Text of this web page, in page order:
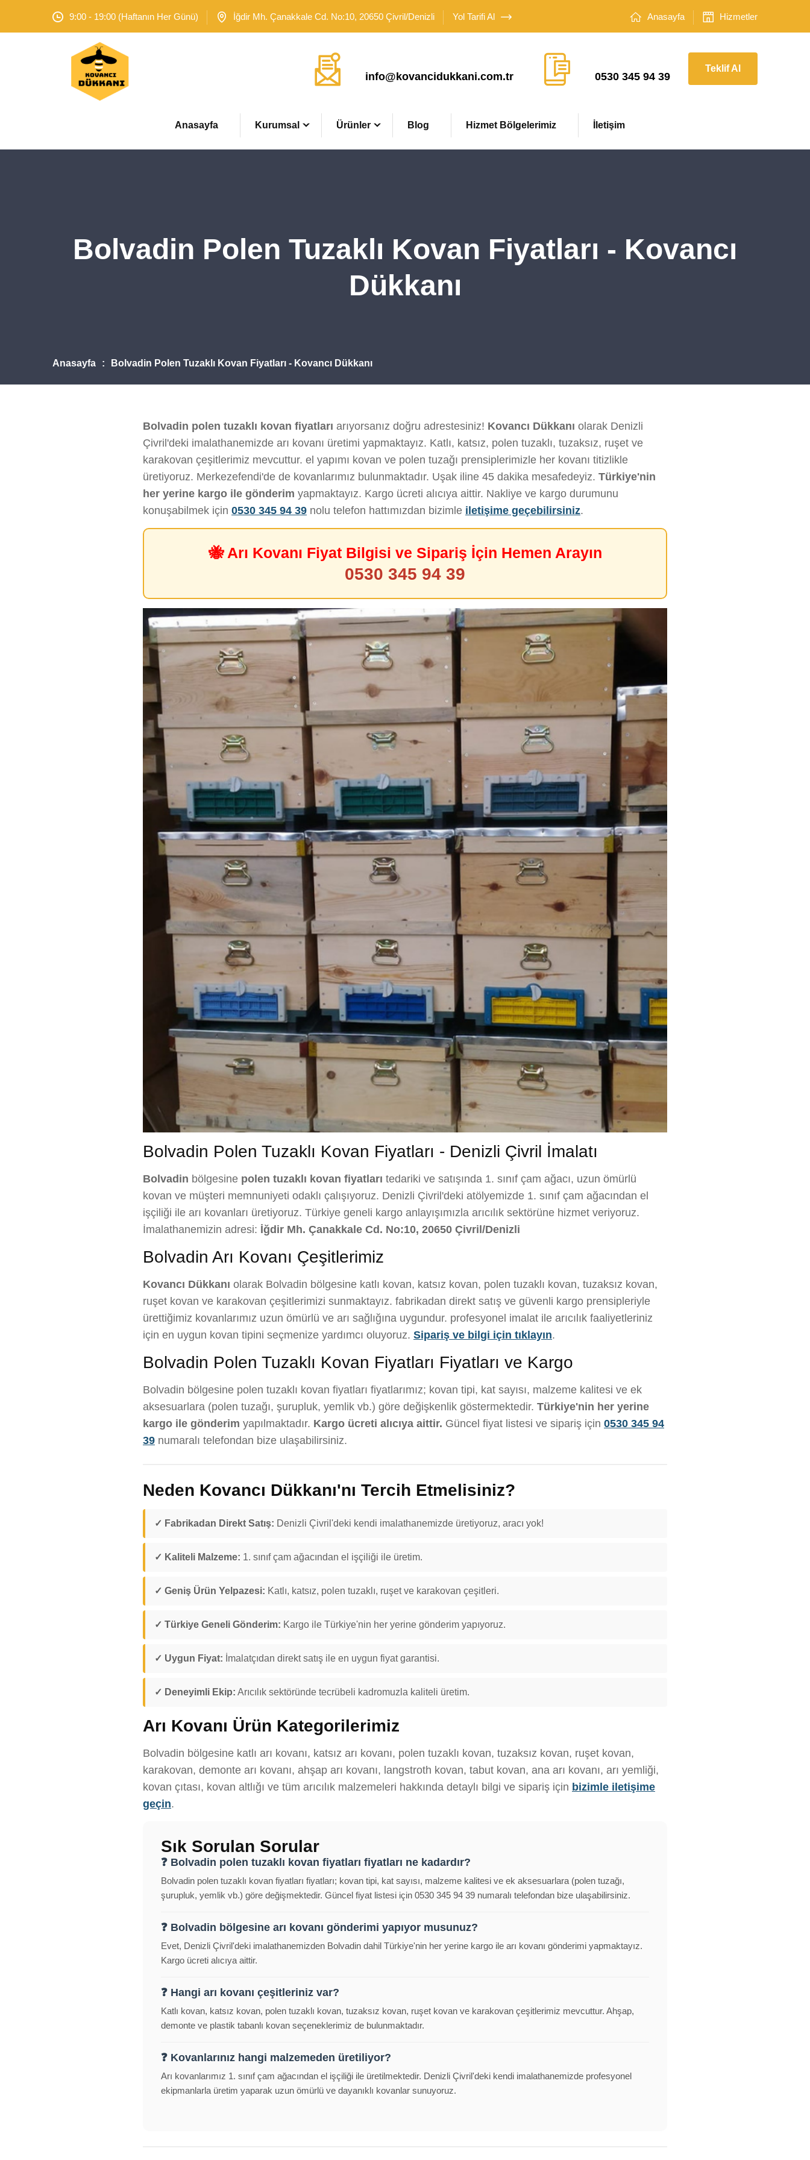
9:00 - 19:00 (Haftanın Her Günü) İğdir Mh. Çanakkale Cd. No:10, 20650 Çivril/Denizli Yol Tarifi Al Anasayfa Hizmetler
info@kovancidukkani.com.tr 0530 345 94 39
Teklif Al
Anasayfa Kurumsal Ürünler Blog Hizmet Bölgelerimiz İletişim
Bolvadin Polen Tuzaklı Kovan Fiyatları - Kovancı
Dükkanı
Anasayfa Bolvadin Polen Tuzaklı Kovan Fiyatları - Kovancı Dükkanı
Bolvadin polen tuzaklı kovan fiyatları arıyorsanız doğru adrestesiniz! Kovancı Dükkanı olarak Denizli
Çivril'deki imalathanemizde arı kovanı üretimi yapmaktayız. Katlı, katsız, polen tuzaklı, tuzaksız, ruşet ve
karakovan çeşitlerimiz mevcuttur. el yapımı kovan ve polen tuzağı prensiplerimizle her kovanı titizlikle
üretiyoruz. Merkezefendi'de de kovanlarımız bulunmaktadır. Uşak iline 45 dakika mesafedeyiz. Türkiye'nin
her yerine kargo ile gönderim yapmaktayız. Kargo ücreti alıcıya aittir. Nakliye ve kargo durumunu
konuşabilmek için 0530 345 94 39 nolu telefon hattımızdan bizimle iletişime geçebilirsiniz.
🐝 Arı Kovanı Fiyat Bilgisi ve Sipariş İçin Hemen Arayın
0530 345 94 39
Bolvadin Polen Tuzaklı Kovan Fiyatları - Denizli Çivril İmalatı
Bolvadin bölgesine polen tuzaklı kovan fiyatları tedariki ve satışında 1. sınıf çam ağacı, uzun ömürlü
kovan ve müşteri memnuniyeti odaklı çalışıyoruz. Denizli Çivril'deki atölyemizde 1. sınıf çam ağacından el
işçiliği ile arı kovanları üretiyoruz. Türkiye geneli kargo anlayışımızla arıcılık sektörüne hizmet veriyoruz.
İmalathanemizin adresi: İğdir Mh. Çanakkale Cd. No:10, 20650 Çivril/Denizli
Bolvadin Arı Kovanı Çeşitlerimiz
Kovancı Dükkanı olarak Bolvadin bölgesine katlı kovan, katsız kovan, polen tuzaklı kovan, tuzaksız kovan,
ruşet kovan ve karakovan çeşitlerimizi sunmaktayız. fabrikadan direkt satış ve güvenli kargo prensipleriyle
ürettiğimiz kovanlarımız uzun ömürlü ve arı sağlığına uygundur. profesyonel imalat ile arıcılık faaliyetleriniz
için en uygun kovan tipini seçmenize yardımcı oluyoruz. Sipariş ve bilgi için tıklayın.
Bolvadin Polen Tuzaklı Kovan Fiyatları Fiyatları ve Kargo
Bolvadin bölgesine polen tuzaklı kovan fiyatları fiyatlarımız; kovan tipi, kat sayısı, malzeme kalitesi ve ek
aksesuarlara (polen tuzağı, şurupluk, yemlik vb.) göre değişkenlik göstermektedir. Türkiye'nin her yerine
kargo ile gönderim yapılmaktadır. Kargo ücreti alıcıya aittir. Güncel fiyat listesi ve sipariş için 0530 345 94
39 numaralı telefondan bize ulaşabilirsiniz.
Neden Kovancı Dükkanı'nı Tercih Etmelisiniz?
✓ Fabrikadan Direkt Satış: Denizli Çivril'deki kendi imalathanemizde üretiyoruz, aracı yok!
✓ Kaliteli Malzeme: 1. sınıf çam ağacından el işçiliği ile üretim.
✓ Geniş Ürün Yelpazesi: Katlı, katsız, polen tuzaklı, ruşet ve karakovan çeşitleri.
✓ Türkiye Geneli Gönderim: Kargo ile Türkiye'nin her yerine gönderim yapıyoruz.
✓ Uygun Fiyat: İmalatçıdan direkt satış ile en uygun fiyat garantisi.
✓ Deneyimli Ekip: Arıcılık sektöründe tecrübeli kadromuzla kaliteli üretim.
Arı Kovanı Ürün Kategorilerimiz
Bolvadin bölgesine katlı arı kovanı, katsız arı kovanı, polen tuzaklı kovan, tuzaksız kovan, ruşet kovan,
karakovan, demonte arı kovanı, ahşap arı kovanı, langstroth kovan, tabut kovan, ana arı kovanı, arı yemliği,
kovan çıtası, kovan altlığı ve tüm arıcılık malzemeleri hakkında detaylı bilgi ve sipariş için bizimle iletişime
geçin.
Sık Sorulan Sorular
❓ Bolvadin polen tuzaklı kovan fiyatları fiyatları ne kadardır?
Bolvadin polen tuzaklı kovan fiyatları fiyatları; kovan tipi, kat sayısı, malzeme kalitesi ve ek aksesuarlara (polen tuzağı,
şurupluk, yemlik vb.) göre değişmektedir. Güncel fiyat listesi için 0530 345 94 39 numaralı telefondan bize ulaşabilirsiniz.
❓ Bolvadin bölgesine arı kovanı gönderimi yapıyor musunuz?
Evet, Denizli Çivril'deki imalathanemizden Bolvadin dahil Türkiye'nin her yerine kargo ile arı kovanı gönderimi yapmaktayız.
Kargo ücreti alıcıya aittir.
❓ Hangi arı kovanı çeşitleriniz var?
Katlı kovan, katsız kovan, polen tuzaklı kovan, tuzaksız kovan, ruşet kovan ve karakovan çeşitlerimiz mevcuttur. Ahşap,
demonte ve plastik tabanlı kovan seçeneklerimiz de bulunmaktadır.
❓ Kovanlarınız hangi malzemeden üretiliyor?
Arı kovanlarımız 1. sınıf çam ağacından el işçiliği ile üretilmektedir. Denizli Çivril'deki kendi imalathanemizde profesyonel
ekipmanlarla üretim yaparak uzun ömürlü ve dayanıklı kovanlar sunuyoruz.